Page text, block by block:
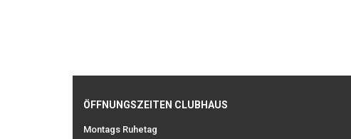
ÖFFNUNGSZEITEN CLUBHAUS
Montags Ruhetag